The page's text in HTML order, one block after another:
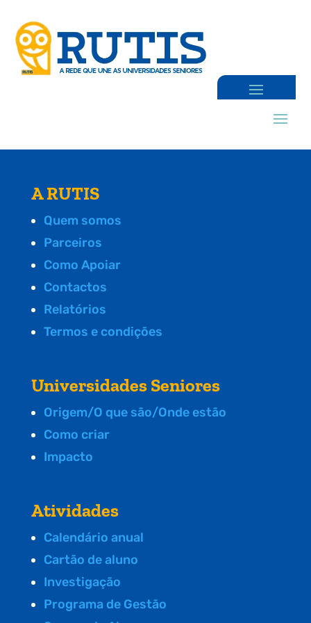
A RUTIS
Quem somos
Parceiros
Como Apoiar
Contactos
Relatórios
Termos e condições
Universidades Seniores
Origem/O que são/Onde estão
Como criar
Impacto
Atividades
Calendário anual
Cartão de aluno
Investigação
Programa de Gestão